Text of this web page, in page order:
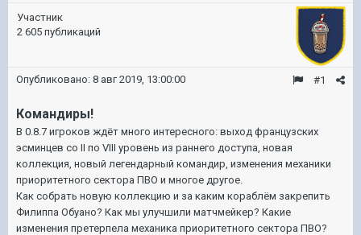
Участник
2 605 публикаций
#1
Опубликовано: 8 авг 2019, 13:00:00
Командиры!
В 0.8.7 игроков ждёт много интересного: выход французских
эсминцев со II по VIII уровень из раннего доступа, новая
коллекция, новый легендарный командир, изменения механики
приоритетного сектора ПВО и многое другое.
Как собрать новую коллекцию и за каким кораблём закрепить
Филиппа Обуано? Как мы улучшили матчмейкер? Какие
изменения претерпела механика приоритетного сектора ПВО?